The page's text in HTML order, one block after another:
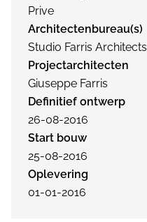
Prive
Architectenbureau(s)
Studio Farris Architects
Projectarchitecten
Giuseppe Farris
Definitief ontwerp
26-08-2016
Start bouw
25-08-2016
Oplevering
01-01-2016